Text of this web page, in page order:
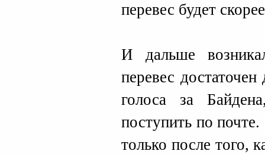
перевес будет
И дальше
перевес
голоса за
поступить по
только после того,